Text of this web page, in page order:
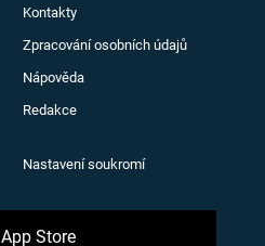
Kontakty
Zpracování osobních údajů
Nápověda
Redakce
Nastavení soukromí
App Store